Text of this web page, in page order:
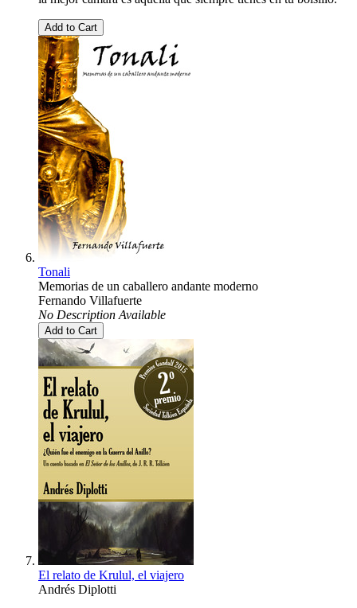
Add to Cart
Tonali
Memorias de un caballero andante moderno
Fernando Villafuerte
No Description Available
Add to Cart
El relato de Krulul, el viajero
Andrés Diplotti